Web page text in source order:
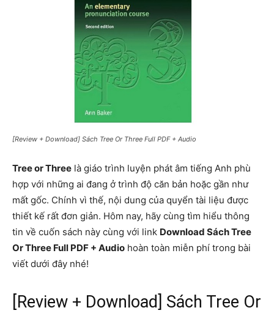
[Review + Download] Sách Tree Or Three Full PDF + Audio
Tree or Three là giáo trình luyện phát âm tiếng Anh phù
hợp với những ai đang ở trình độ căn bản hoặc gần như
mất gốc. Chính vì thế, nội dung của quyển tài liệu được
thiết kế rất đơn giản. Hôm nay, hãy cùng tìm hiểu thông
tin về cuốn sách này cùng với link Download Sách Tree
Or Three Full PDF + Audio hoàn toàn miễn phí trong bài
viết dưới đây nhé!
[Review + Download] Sách Tree Or